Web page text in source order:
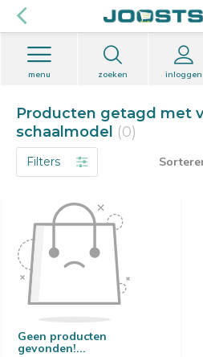
zoeken inloggen
menu
Producten getagd met
schaalmodel (0)
Filters
Geen producten
gevonden!...